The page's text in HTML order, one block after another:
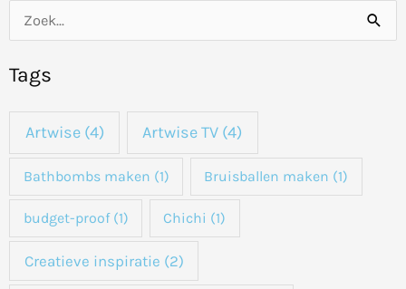
e
k
a
Tags
Artwise(4) Artwise TV (4)
Bathbombs maken (1) Bruisballen maken (1)
budget-proof(1) Chichi (1)
Creatieve inspiratie (2)